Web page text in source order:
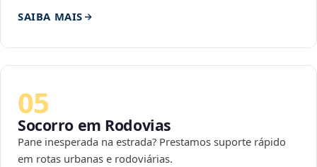
SAIBA MAIS
05
Socorro em Rodovias
Pane inesperada na estrada? Prestamos suporte rápido
em rotas urbanas e rodoviárias.